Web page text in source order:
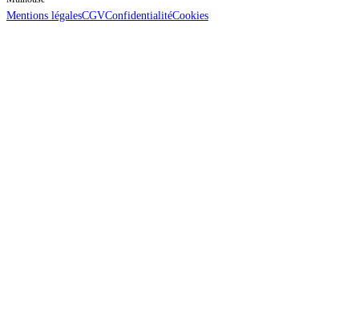
Mentions légalesCGVConfidentialitéCookies